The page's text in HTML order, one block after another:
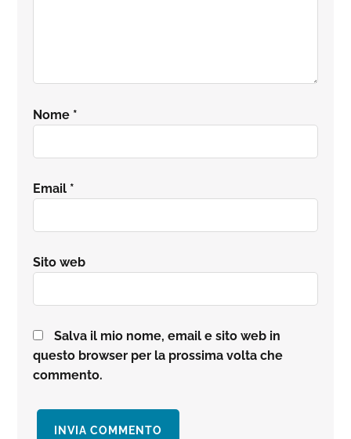
Nome *
Email *
Sito web
Salva il mio nome, email e sito web in
questo browser per la prossima volta che
commento.